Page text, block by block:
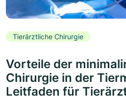
Tierärztliche Chirurgie
Vorteile der
Chirurgie in der
Leitfaden für